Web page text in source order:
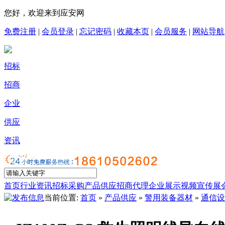
您好，欢迎来到应安网
免费注册 | 会员登录 | 忘记密码 | 收藏本页 | 会员服务 | 网站导航
招标
招商
企业
供应
资讯
首页行业资讯招标采购产品供应招商代理企业展示视频宣传展
当前位置: 首页 » 产品供应 » 警用装备器材 » 通信